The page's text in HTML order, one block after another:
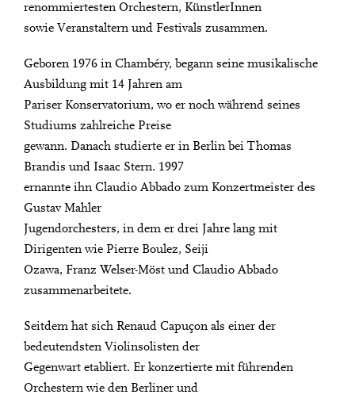
renommiertesten Orchestern, KünstlerInnen
sowie Veranstaltern und Festivals zusammen.
Geboren 1976 in Chambéry, begann seine musikalische
Ausbildung mit 14 Jahren am
Pariser Konservatorium, wo er noch während seines
Studiums zahlreiche Preise
gewann. Danach studierte er in Berlin bei Thomas
Brandis und Isaac Stern. 1997
ernannte ihn Claudio Abbado zum Konzertmeister des
Gustav Mahler
Jugendorchesters, in dem er drei Jahre lang mit
Dirigenten wie Pierre Boulez, Seiji
Ozawa, Franz Welser-Möst und Claudio Abbado
zusammenarbeitete.
Seitdem hat sich Renaud Capuçon als einer der
bedeutendsten Violinsolisten der
Gegenwart etabliert. Er konzertierte mit führenden
Orchestern wie den Berliner und